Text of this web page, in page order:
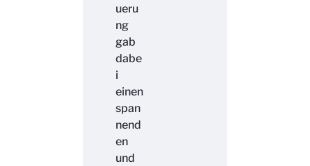
ueru
ng
gab
dabe
i
einen
span
nend
en
und